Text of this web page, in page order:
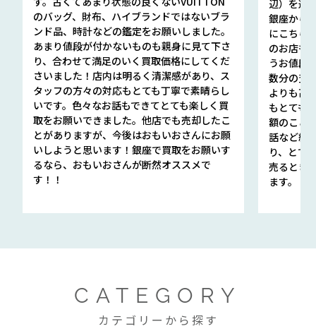
のバッグ、財布、ハイブランドではないブラ
ンド品、時計などの鑑定をお願いしました。
あまり値段が付かないものも親身に見て下さ
り、合わせて満足のいく買取価格にしてくだ
さいました！店内は明るく清潔感があり、ス
タッフの方々の対応もとても丁寧で素晴らし
いです。色々なお話もできてとても楽しく買
取をお願いできました。他店でも売却したこ
とがありますが、今後はおもいおさんにお願
いしようと思います！銀座で買取をお願いす
るなら、おもいおさんが断然オススメで
す！！
辺）を選
銀座から
にこちら
のお店も
うお値段
数分の査
よりも高
もとても
額のこと
話など細
り、とて
売るとき
ます。
CATEGORY
カテゴリーから探す